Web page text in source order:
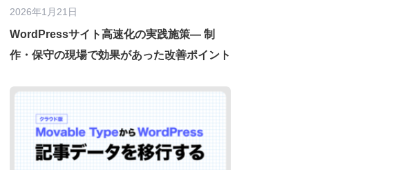
2026年1月21日
WordPressサイト高速化の実践施策― 制
作・保守の現場で効果があった改善ポイント